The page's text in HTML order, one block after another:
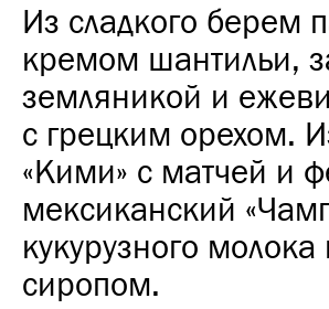
Из сладкого берем
кремом шантильи,
земляникой и
с грецким орехом.
«Кими» с матчей и
мексиканский
кукурузного
сиропом.